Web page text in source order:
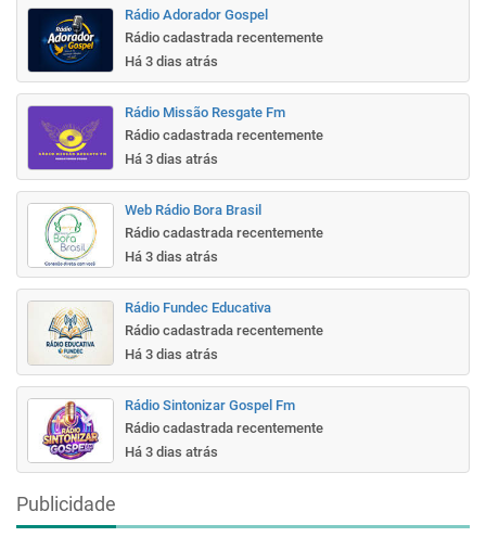
Rádio Adorador Gospel
Rádio cadastrada recentemente
Há 3 dias atrás
Rádio Missão Resgate Fm
Rádio cadastrada recentemente
Há 3 dias atrás
Web Rádio Bora Brasil
Rádio cadastrada recentemente
Há 3 dias atrás
Rádio Fundec Educativa
Rádio cadastrada recentemente
Há 3 dias atrás
Rádio Sintonizar Gospel Fm
Rádio cadastrada recentemente
Há 3 dias atrás
Publicidade